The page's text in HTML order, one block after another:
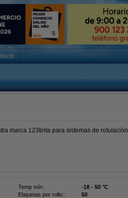
marca 123tinta para sistemas de rotulación
Temp mín:
-18 - 50 °C
Etiquetas por rollo::
50